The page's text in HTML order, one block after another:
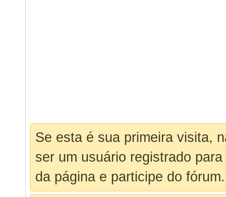
Se esta é sua primeira visita,
ser um usuário registrado
da página e participe do fórum.